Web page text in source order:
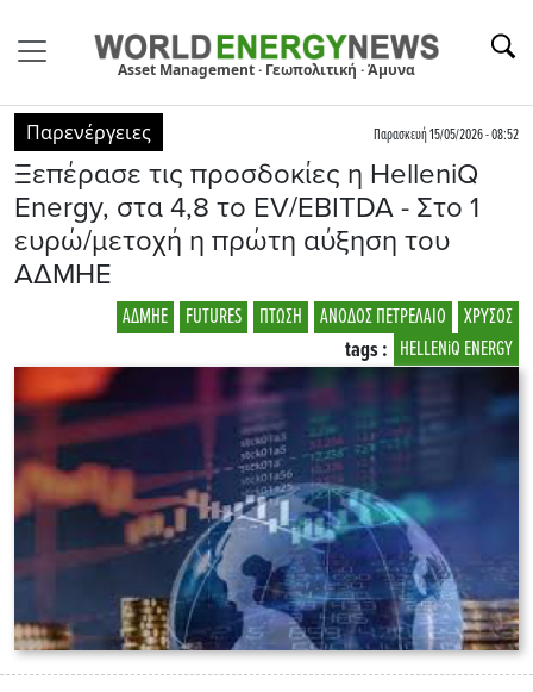
Asset Management · Γεωπολιτική · Άμυνα
Παρενέργειες Παρασκευή 15/05/2026 - 08:52
Ξεπέρασε τις προσδοκίες η HelleniQ
Energy, στα 4,8 το EV/EBITDA - Στο 1
ευρώ/μετοχή η πρώτη αύξηση του
ΑΔΜΗΕ
ΧΡΥΣΟΣ
ΑΝΟΔΟΣ ΠΕΤΡΕΛΑΙΟ
ΠΤΩΣΗ
FUTURES
ΑΔΜΗΕ
HELLENiQ ENERGY
tags :